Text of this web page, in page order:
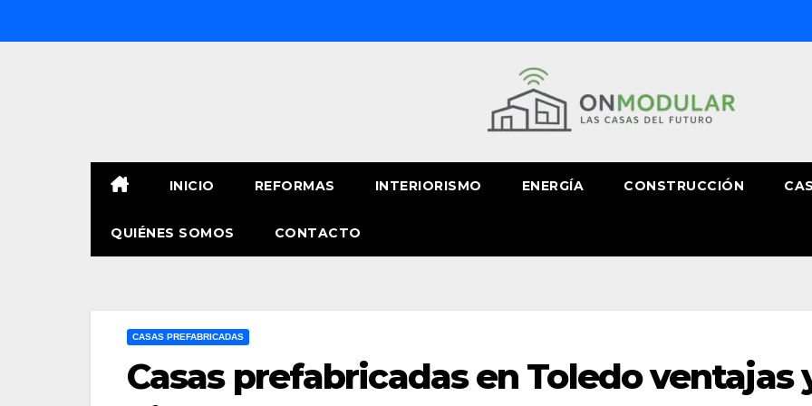
al
INICIO REFORMAS INTERIORISMO ENERGÍA CONSTRUCCIÓN
QUIÉNES SOMOS CONTACTO
CASAS PREFABRICADAS
Casas prefabricadas en Toledo ventajas